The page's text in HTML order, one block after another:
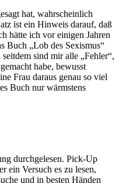
hat, wahrscheinlich
ist ein Hinweis darauf, daß
hätte ich vor einigen Jahren
Buch „Lob des Sexismus“
sind mir alle „Fehler“,
habe, bewusst
Frau daraus genau so viel
Buch nur wärmstens
durchgelesen. Pick-Up
ein Versuch es zu lesen,
und in besten Händen